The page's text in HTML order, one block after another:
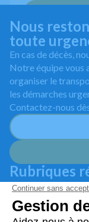
Nous
toute
En cas de décès,
Notre équipe vous
organiser le
les démarches
Contactez-nous
Rubriques
Mentions légales
Politique de
Politique